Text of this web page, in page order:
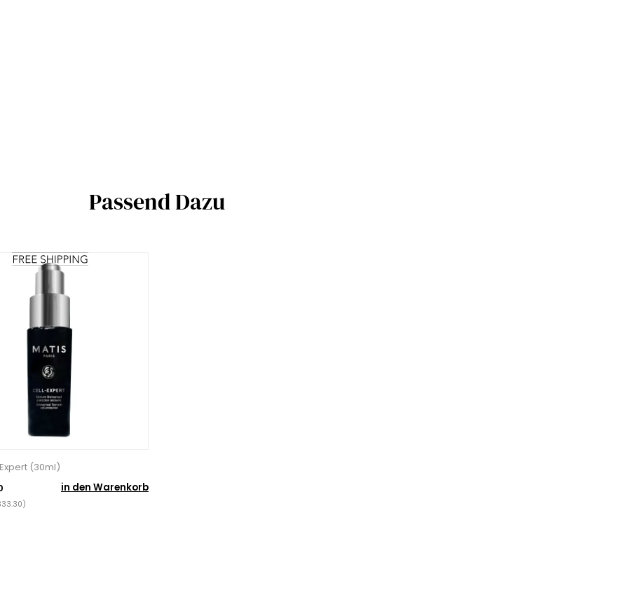
Passend Dazu
(30ml)
in den Warenkorb